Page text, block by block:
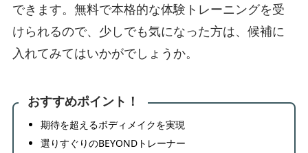
できます。無料で本格的な体験トレーニングを受
けられるので、少しでも気になった方は、候補に
入れてみてはいかがでしょうか。
おすすめポイント！
期待を超えるボディメイクを実現
選りすぐりのBEYONDトレーナー